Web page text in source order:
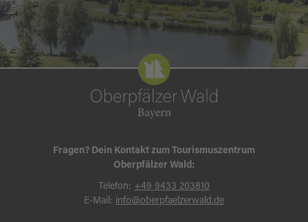
Fragen? Dein Kontakt zum Tourismuszentrum
Oberpfälzer Wald:
Telefon: +49 9433 203810
E-Mail: info@oberpfaelzerwald.de